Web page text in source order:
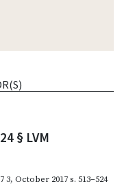
§ LVM
3, October 2017s. 513–524